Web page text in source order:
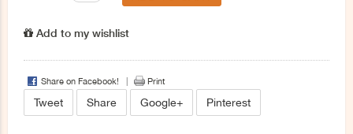
Add to my wishlist
Share on Facebook! Print
Tweet Share Google+ Pinterest